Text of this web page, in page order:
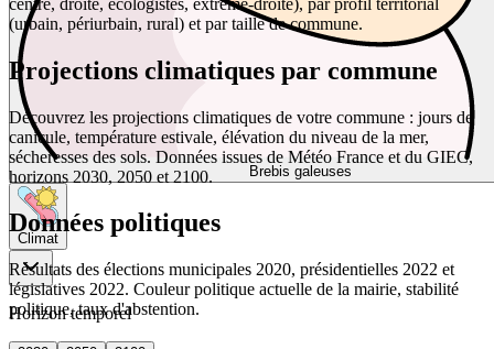
Brebis galeuses
Climat
Horizon temporel
(urbain, périurbain, rural) et par taille de commune.
Projections climatiques par commune
Découvrez les projections climatiques de votre commune : jours de
canicule, température estivale, élévation du niveau de la mer,
sécheresses des sols. Données issues de Météo France et du GIEC,
horizons 2030, 2050 et 2100.
Données politiques
Résultats des élections municipales 2020, présidentielles 2022 et
législatives 2022. Couleur politique actuelle de la mairie, stabilité
politique, taux d'abstention.